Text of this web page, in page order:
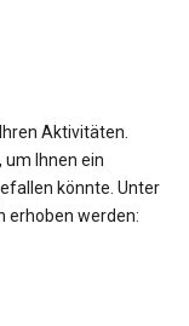
Aktivitäten.
um Ihnen ein
könnte. Unter
erhoben werden: